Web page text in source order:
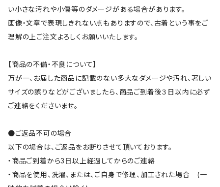
い小さな汚れや小傷等のダメージがある場合があります。
画像・文章で表現しきれない点もありますので、古着という事をご
理解の上ご注文よろしくお願いいたします。
【商品の不備・不良について】
万が一、お届した商品に記載のない多大なダメージや汚れ、著しい
サイズの誤りなどがございましたら、商品ご到着後３日以内に必ず
ご連絡をくださいませ。
●ご返品不可の場合
以下の場合は、ご返品をお断りさせて頂いております。
・商品ご到着から3日以上経過してからのご連絡
・商品を使用、洗濯、または、ご自身で修理、加工された場合 (一